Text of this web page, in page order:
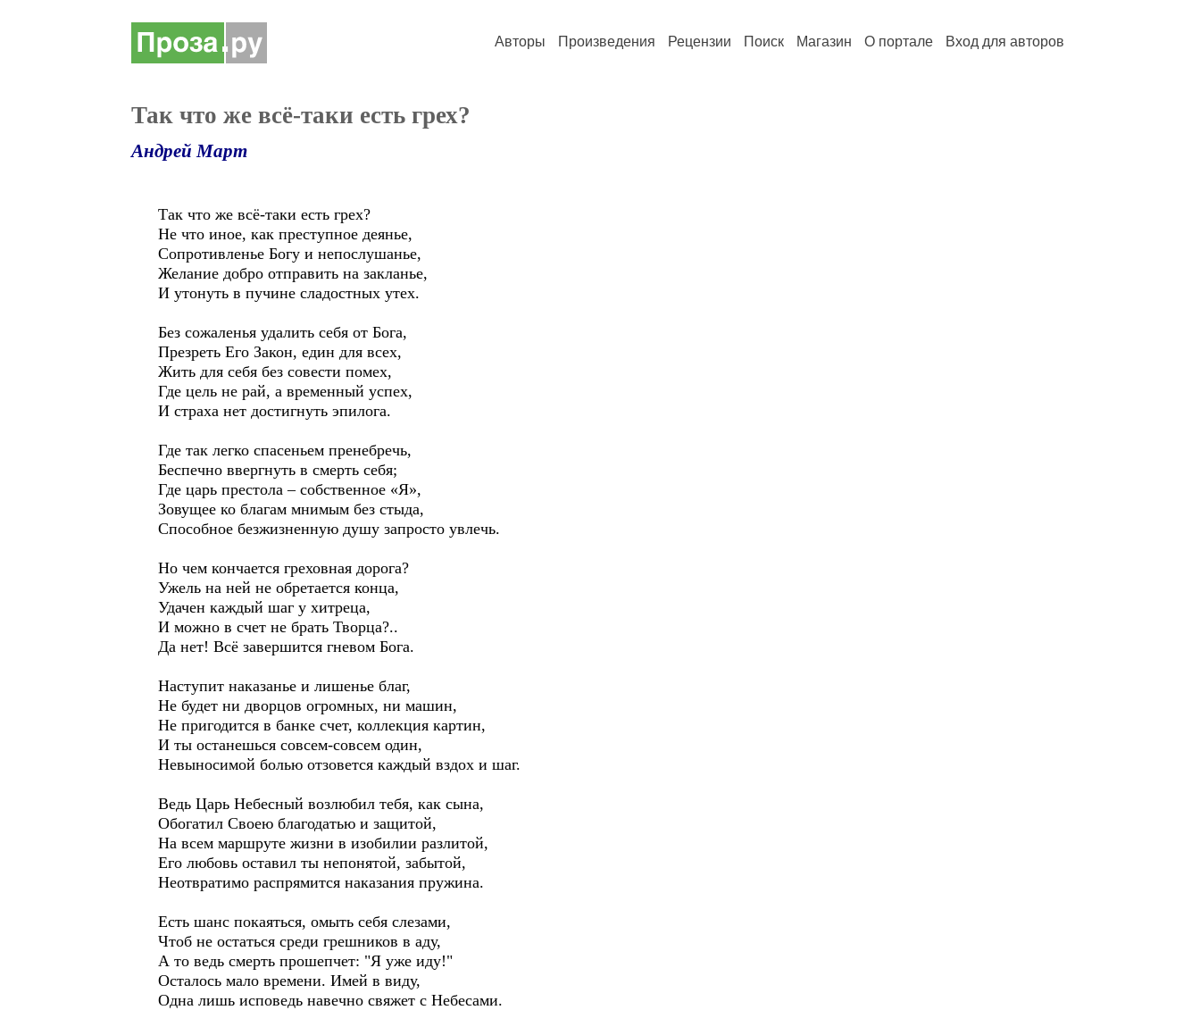
Авторы Произведения Рецензии Поиск Магазин О портале Вход для авторов
Так что же всё-таки есть грех?
Андрей Март
Так что же всё-таки есть грех?
Не что иное, как преступное деянье,
Сопротивленье Богу и непослушанье,
Желание добро отправить на закланье,
И утонуть в пучине сладостных утех.
Без сожаленья удалить себя от Бога,
Презреть Его Закон, един для всех,
Жить для себя без совести помех,
Где цель не рай, а временный успех,
И страха нет достигнуть эпилога.
Где так легко спасеньем пренебречь,
Беспечно ввергнуть в смерть себя;
Где царь престола – собственное «Я»,
Зовущее ко благам мнимым без стыда,
Способное безжизненную душу запросто увлечь.
Но чем кончается греховная дорога?
Ужель на ней не обретается конца,
Удачен каждый шаг у хитреца,
И можно в счет не брать Творца?..
Да нет! Всё завершится гневом Бога.
Наступит наказанье и лишенье благ,
Не будет ни дворцов огромных, ни машин,
Не пригодится в банке счет, коллекция картин,
И ты останешься совсем-совсем один,
Невыносимой болью отзовется каждый вздох и шаг.
Ведь Царь Небесный возлюбил тебя, как сына,
Обогатил Своею благодатью и защитой,
На всем маршруте жизни в изобилии разлитой,
Его любовь оставил ты непонятой, забытой,
Неотвратимо распрямится наказания пружина.
Есть шанс покаяться, омыть себя слезами,
Чтоб не остаться среди грешников в аду,
А то ведь смерть прошепчет: "Я уже иду!"
Осталось мало времени. Имей в виду,
Одна лишь исповедь навечно свяжет с Небесами.